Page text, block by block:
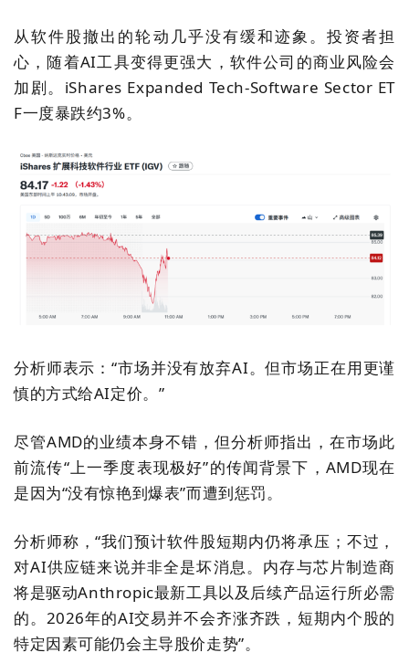
从软件股撤出的轮动几乎没有缓和迹象。投资者担
心，随着AI工具变得更强大，软件公司的商业风险会
加剧。iShares Expanded Tech-Software Sector ET
F一度暴跌约3%。
分析师表示：“市场并没有放弃AI。但市场正在用更谨
慎的方式给AI定价。”
尽管AMD的业绩本身不错，但分析师指出，在市场此
前流传“上一季度表现极好”的传闻背景下，AMD现在
是因为“没有惊艳到爆表”而遭到惩罚。
分析师称，“我们预计软件股短期内仍将承压；不过，
对AI供应链来说并非全是坏消息。内存与芯片制造商
将是驱动Anthropic最新工具以及后续产品运行所必需
的。2026年的AI交易并不会齐涨齐跌，短期内个股的
特定因素可能仍会主导股价走势”。